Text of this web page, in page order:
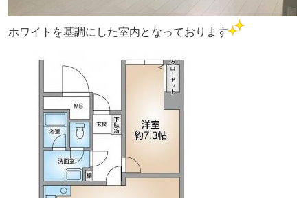
ホワイトを基調にした室内となっております